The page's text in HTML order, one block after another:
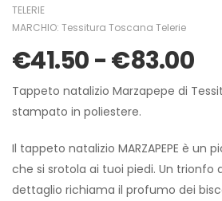
TELERIE
MARCHIO: Tessitura Toscana Telerie
€41.50-€83.00
Tappeto natalizio Marzapepe di
stampato in poliestere.
Il tappeto natalizio MARZAPEPE è un
che si srotola ai tuoi piedi. Un trionfo
dettaglio richiama il profumo dei